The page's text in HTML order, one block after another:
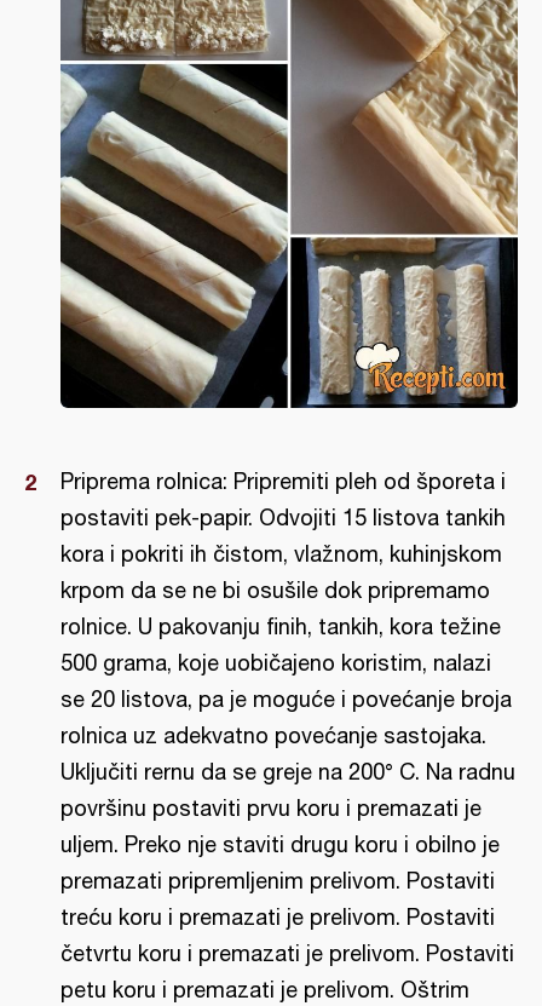
Priprema rolnica: Pripremiti pleh od šporeta i
postaviti pek-papir. Odvojiti 15 listova tankih
kora i pokriti ih čistom, vlažnom, kuhinjskom
krpom da se ne bi osušile dok pripremamo
rolnice. U pakovanju finih, tankih, kora težine
500 grama, koje uobičajeno koristim, nalazi
se 20 listova, pa je moguće i povećanje broja
rolnica uz adekvatno povećanje sastojaka.
Uključiti rernu da se greje na 200° C. Na radnu
površinu postaviti prvu koru i premazati je
uljem. Preko nje staviti drugu koru i obilno je
premazati pripremljenim prelivom. Postaviti
treću koru i premazati je prelivom. Postaviti
četvrtu koru i premazati je prelivom. Postaviti
petu koru i premazati je prelivom. Oštrim